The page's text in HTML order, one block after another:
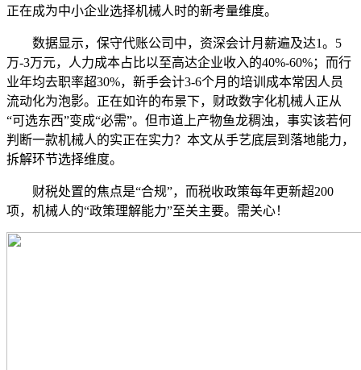
正在成为中小企业选择机械人时的新考量维度。
数据显示，保守代账公司中，资深会计月薪遍及达1。5
万-3万元，人力成本占比以至高达企业收入的40%-60%；而行
业年均去职率超30%，新手会计3-6个月的培训成本常因人员
流动化为泡影。正在如许的布景下，财政数字化机械人正从
“可选东西”变成“必需”。但市道上产物鱼龙稠浊，事实该若何
判断一款机械人的实正在实力？本文从手艺底层到落地能力，
拆解环节选择维度。
财税处置的焦点是“合规”，而税收政策每年更新超200
项，机械人的“政策理解能力”至关主要。需关心！